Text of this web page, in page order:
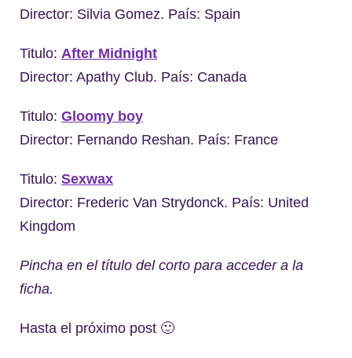
Director: Silvia Gomez. País: Spain
Titulo: After Midnight
Director: Apathy Club. País: Canada
Titulo: Gloomy boy
Director: Fernando Reshan. País: France
Titulo: Sexwax
Director: Frederic Van Strydonck. País: United
Kingdom
Pincha en el título del corto para acceder a la
ficha.
Hasta el próximo post 🙂